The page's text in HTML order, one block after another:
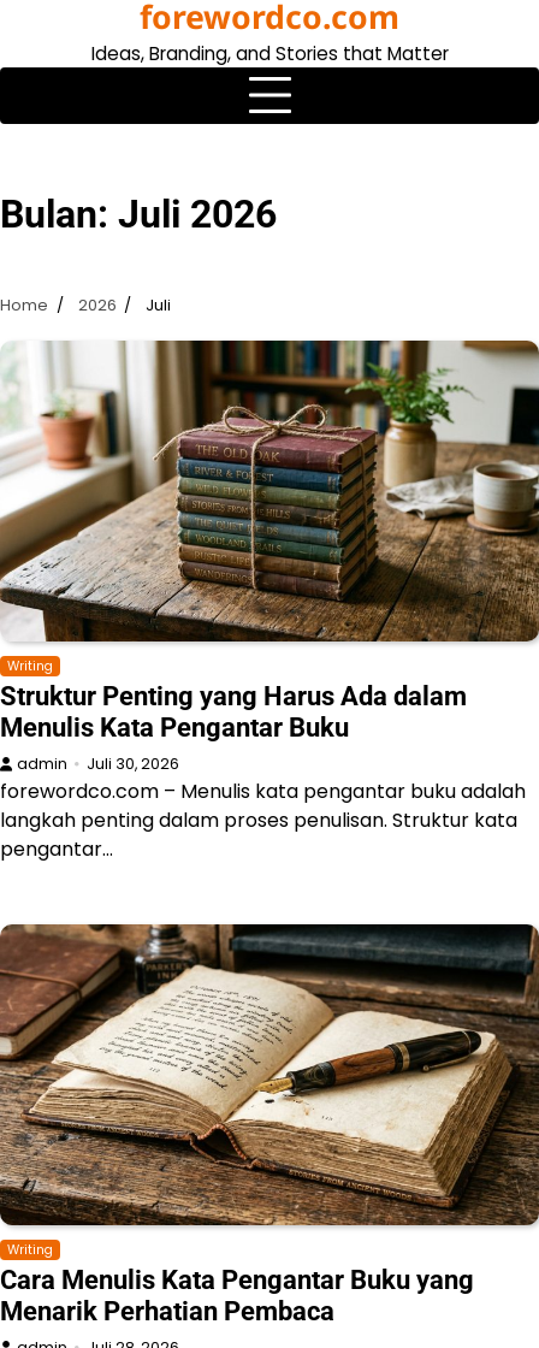
content
forewordco.com
Ideas, Branding, and Stories that Matter
Bulan: Juli 2026
Home 2026 Juli
Writing
Struktur Penting yang Harus Ada dalam
Menulis Kata Pengantar Buku
admin Juli 30, 2026
forewordco.com – Menulis kata pengantar buku adalah
langkah penting dalam proses penulisan. Struktur kata
pengantar…
Writing
Cara Menulis Kata Pengantar Buku yang
Menarik Perhatian Pembaca